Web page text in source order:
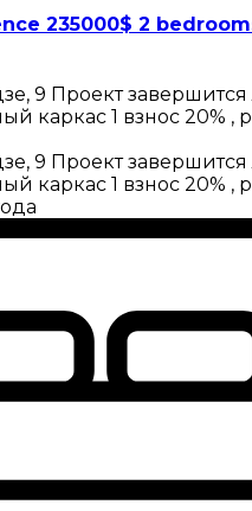
235000$ 2
9 Проект завершится
каркас 1 взнос 20% ,
9 Проект завершится
каркас 1 взнос 20% ,